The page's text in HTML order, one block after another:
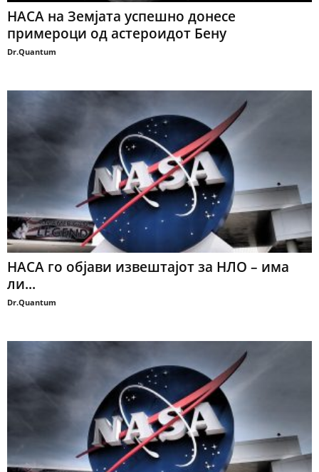
НАСА на Земјата успешно донесе
примероци од астероидот Бену
Dr.Quantum
НАСА го објави извештајот за НЛО – има
ли...
Dr.Quantum